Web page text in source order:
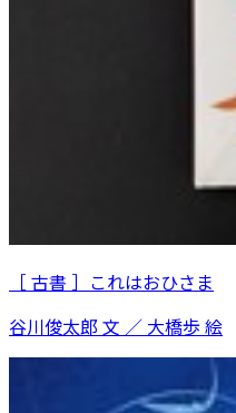
［ 古書 ］これはおひさま
谷川俊太郎 文 ／ 大橋歩 絵